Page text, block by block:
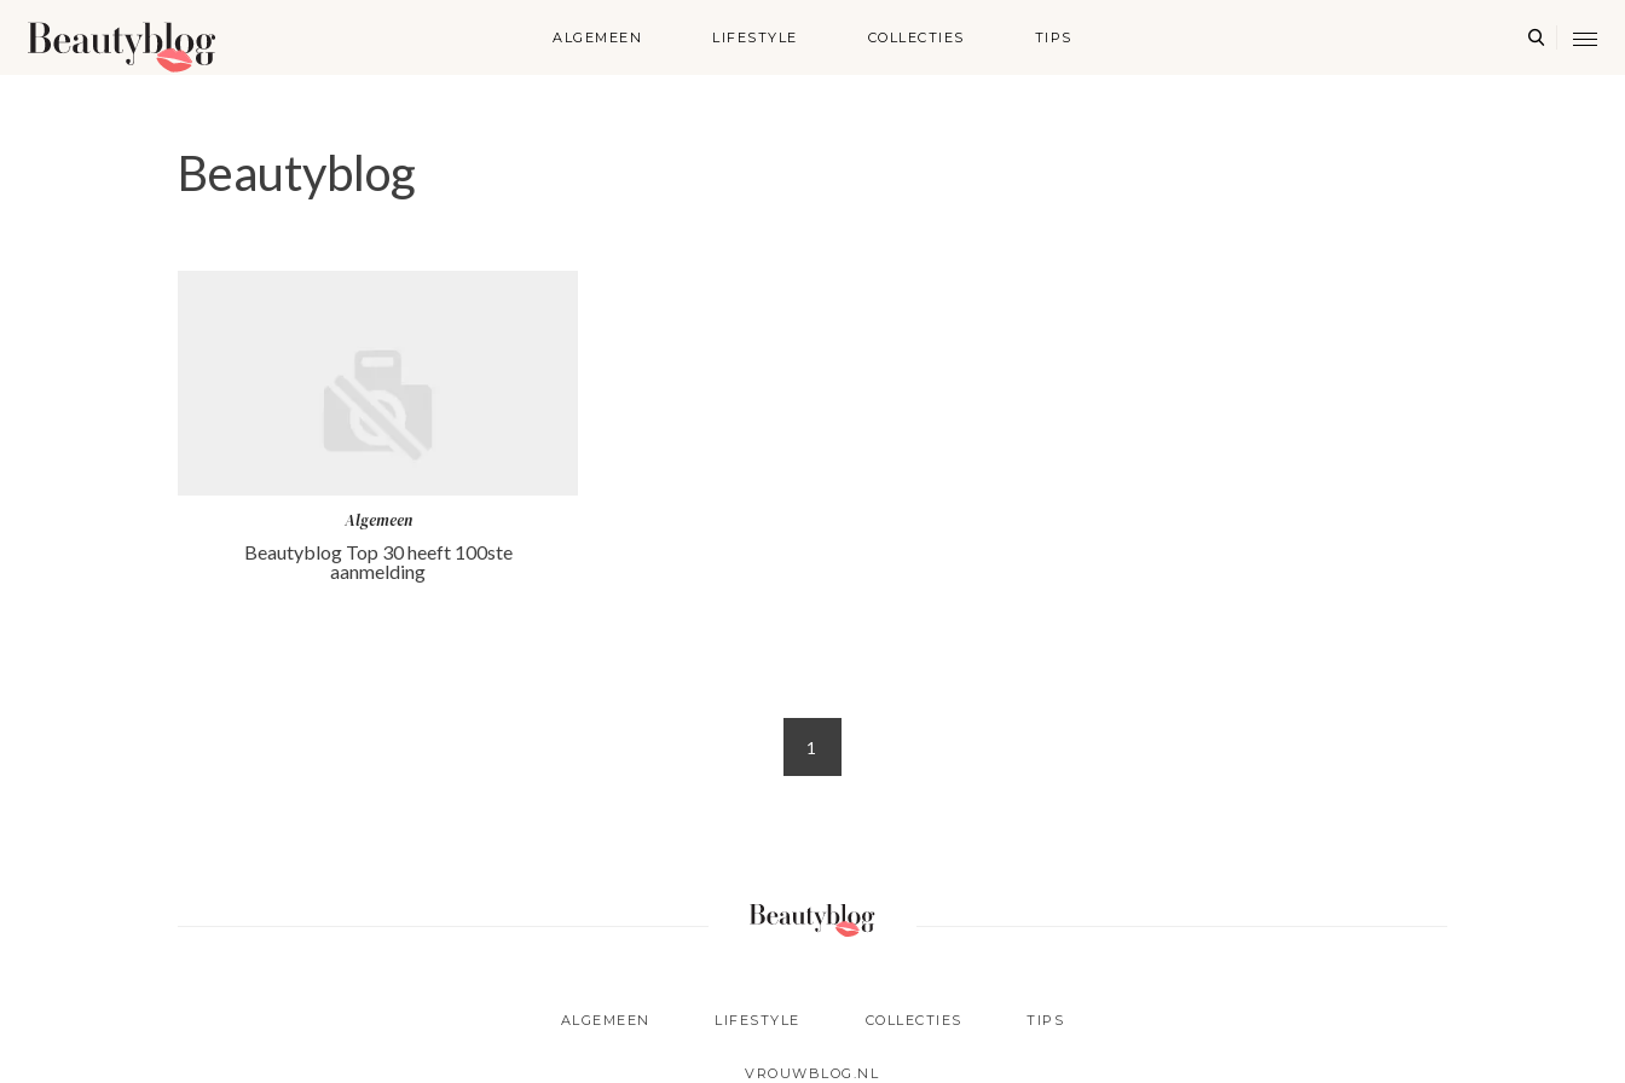
ALGEMEEN LIFESTYLE COLLECTIES TIPS
Beautyblog
Algemeen
Beautyblog Top 30 heeft 100ste
aanmelding
1
ALGEMEEN LIFESTYLE COLLECTIES TIPS
VROUWBLOG.NL